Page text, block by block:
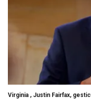
Virginia , Justin Fairfax,